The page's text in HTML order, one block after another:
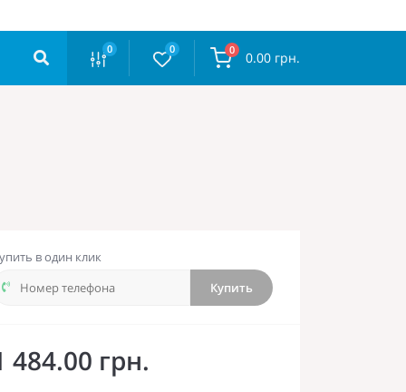
0 0 0 0.00 грн.
в один клик
Купить
484.00 грн.